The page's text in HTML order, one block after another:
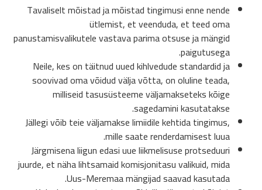
Tavaliselt mõistad ja mõistad tingimusi enne nende
ütlemist, et veenduda, et teed oma
panustamisvalikutele vastava parima otsuse ja mängid
paigutusega.
Neile, kes on täitnud uued kihlvedude standardid ja
soovivad oma võidud välja võtta, on oluline teada,
milliseid tasusüsteeme väljamakseteks kõige
sagedamini kasutatakse.
Jällegi võib teie väljamakse limiidile kehtida tingimus,
mille saate renderdamisest luua.
Järgmisena liigun edasi uue liikmelisuse protseduuri
juurde, et näha lihtsamaid komisjonitasu valikuid, mida
Uus-Meremaa mängijad saavad kasutada.